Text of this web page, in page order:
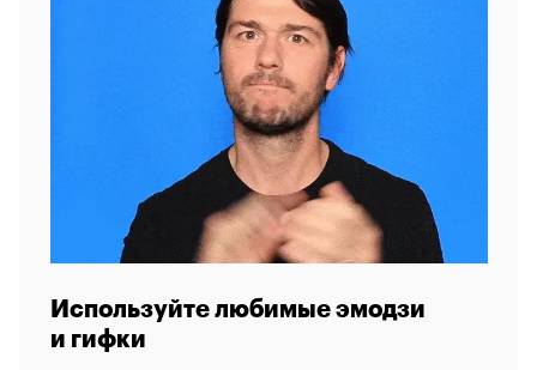
Используйте любимые эмодзи
и гифки